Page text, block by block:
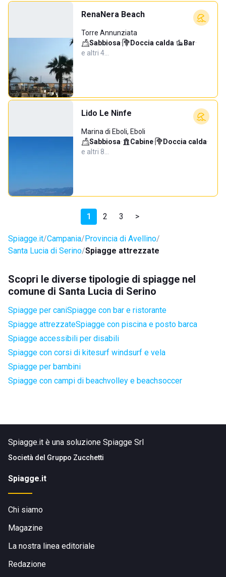
RenaNera Beach
Torre Annunziata
Sabbiosa· Doccia calda· Bar·
e altri 4…
Lido Le Ninfe
Marina di Eboli, Eboli
Sabbiosa· Cabine· Doccia calda·
e altri 8…
1 2 3 >
Spiagge.it Campania Provincia di Avellino
Santa Lucia di Serino Spiagge attrezzate
Scopri le diverse tipologie di spiagge nel
comune di Santa Lucia di Serino
Spiagge per caniSpiagge con bar e ristorante
Spiagge attrezzateSpiagge con piscina e posto barca
Spiagge accessibili per disabili
Spiagge con corsi di kitesurf windsurf e vela
Spiagge per bambini
Spiagge con campi di beachvolley e beachsoccer
Spiagge.it è una soluzione Spiagge Srl
Società del Gruppo Zucchetti
Spiagge.it
Chi siamo
Magazine
La nostra linea editoriale
Redazione